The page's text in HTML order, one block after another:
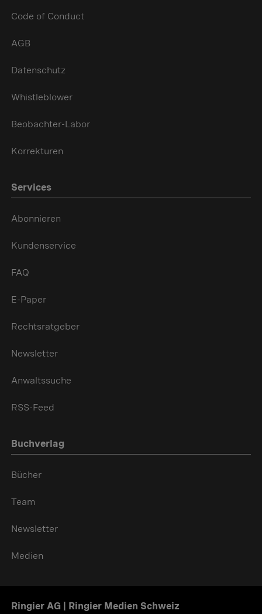
Code of Conduct
AGB
Datenschutz
Whistleblower
Beobachter-Labor
Korrekturen
Services
Abonnieren
Kundenservice
FAQ
E-Paper
Rechtsratgeber
Newsletter
Anwaltssuche
RSS-Feed
Buchverlag
Bücher
Team
Newsletter
Medien
Ringier AG | Ringier Medien Schweiz